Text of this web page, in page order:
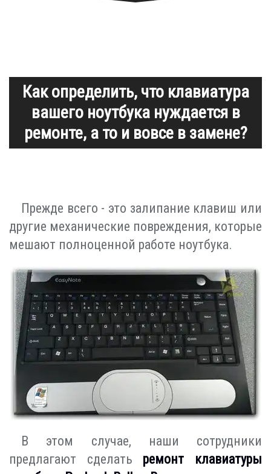
Как определить, что клавиатура
вашего ноутбука нуждается в
ремонте, а то и вовсе в замене?
Прежде всего - это залипание клавиш или
другие механические повреждения, которые
мешают полноценной работе ноутбука.
В этом случае, наши сотрудники
предлагают сделать ремонт клавиатуры